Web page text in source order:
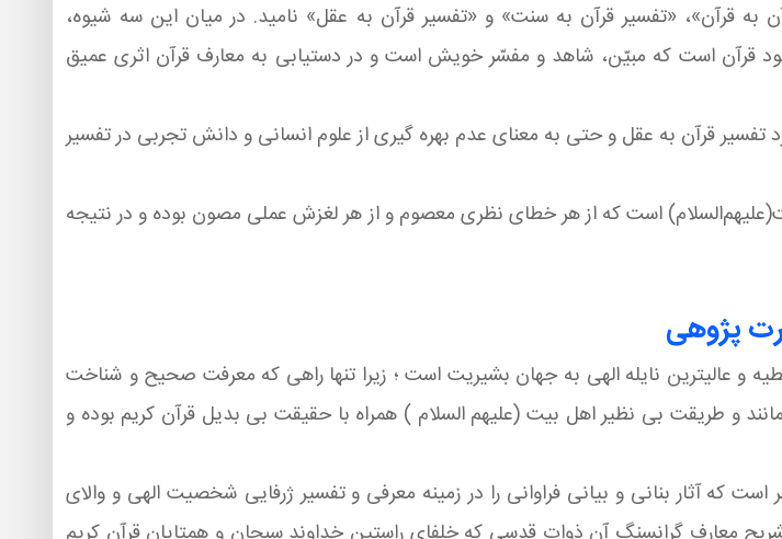
به قرآن»، «تفسیر قرآن به سنت» و «تفسیر قرآن به عقل» نامید. در میان این سه شیوه،
خود قرآن است كه مبيّن، شاهد و مفسّر خویش است و در دستیابی به معارف قرآن اثری عمیق
تفسیر قرآن به عقل و حتی به معنای عدم بهره گیری از علوم انسانی و دانش تجربی در تفسیر
است كه از هر خطای نظری معصوم و از هر لغزش عملی مصون بوده و در نتیجه
پژوهی
و عالیترین نایله الهی به جهان بشیریت است ؛ زیرا تنها راهی که معرفت صحیح و شناخت
و طریقت بی نظیر اهل بیت (علیهم السلام ) همراه با حقیقت بی بدیل قرآن کریم بوده و
آثار بنانی و بیانی فراوانی را در زمینه معرفی و تفسیر ژرفایی شخصیت الهی و والای